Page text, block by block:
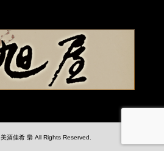
美酒佳肴 梟All Rights Reserved.